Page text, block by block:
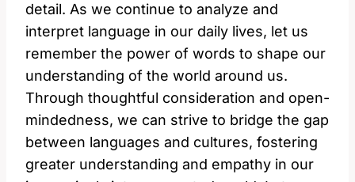
detail. As we continue to analyze and
interpret language in our daily lives, let us
remember the power of words to shape our
understanding of the world around us.
Through thoughtful consideration and open-
mindedness, we can strive to bridge the gap
between languages and cultures, fostering
greater understanding and empathy in our